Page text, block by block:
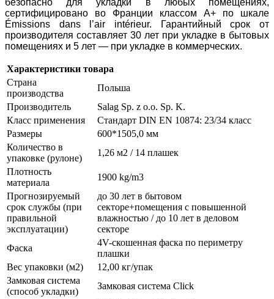
безопасно для укладки в любых помещениях,
сертифицировано во Франции классом A+ по шкале
Émissions dans l’air intérieur. Гарантийный срок от
производителя составляет 30 лет при укладке в бытовых
помещениях и 5 лет — при укладке в коммерческих.
Характеристики товара
Страна
производства
Польша
Производитель
Salag Sp. z o.o. Sp. K.
Класс применения
Стандарт DIN EN 10874: 23/34 класс
Размеры
600*1505,0 мм
Количество в
упаковке (рулоне)
1,26 м2 / 14 плашек
Плотность
материала
1900 kg/m3
Прогнозируемый
срок службы (при
правильной
эксплуатации)
до 30 лет в бытовом
секторе+помещения с повышенной
влажностью / до 10 лет в деловом
секторе
Фаска
4V-скошенная фаска по периметру
плашки
Вес упаковки (м2)
12,00 кг/упак
Замковая система
(способ укладки)
Замковая система Click